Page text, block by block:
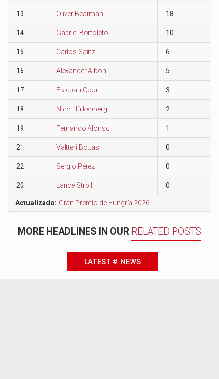
13 Oliver Bearman 18
14 Gabriel Bortoleto 10
15 Carlos Sainz 6
16 Alexander Albon 5
17 Esteban Ocon 3
18 Nico Hülkenberg 2
19 Fernando Alonso 1
21 Valtteri Bottas 0
22 Sergio Pérez 0
20 Lance Stroll 0
Actualizado: Gran Premio de Hungría 2026
MORE HEADLINES IN OUR RELATED POSTS
LATEST # NEWS